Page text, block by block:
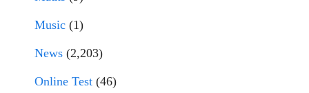
Music (1)
News (2,203)
Online Test (46)